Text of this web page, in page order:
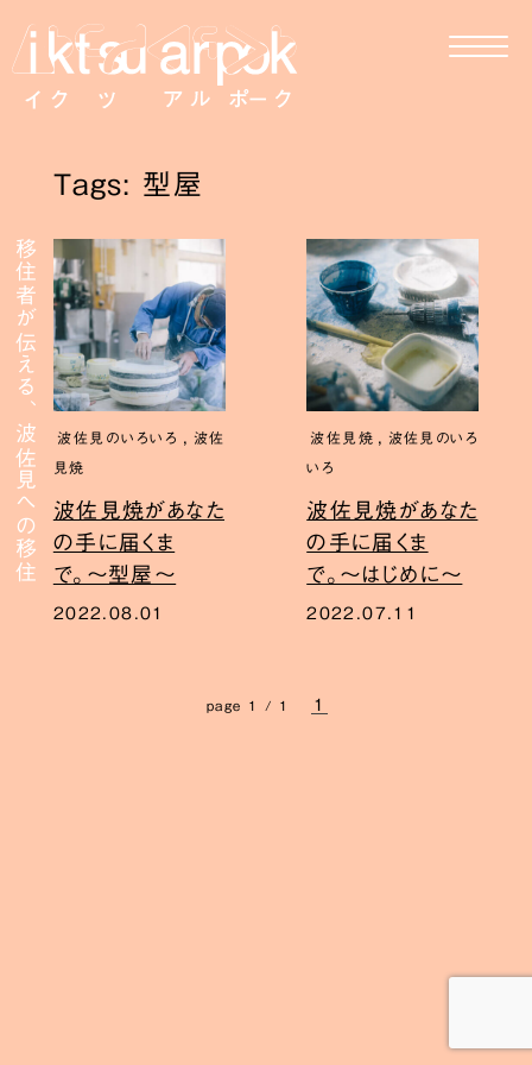
移住者が伝える、波佐見への移住
Tags: 型屋
波佐見のいろいろ , 波佐
見焼
波佐見焼があなた
の手に届くま
で。〜型屋〜
2022.08.01
波佐見焼 , 波佐見のいろ
いろ
波佐見焼があなた
の手に届くま
で。〜はじめに〜
2022.07.11
page 1 / 1 1